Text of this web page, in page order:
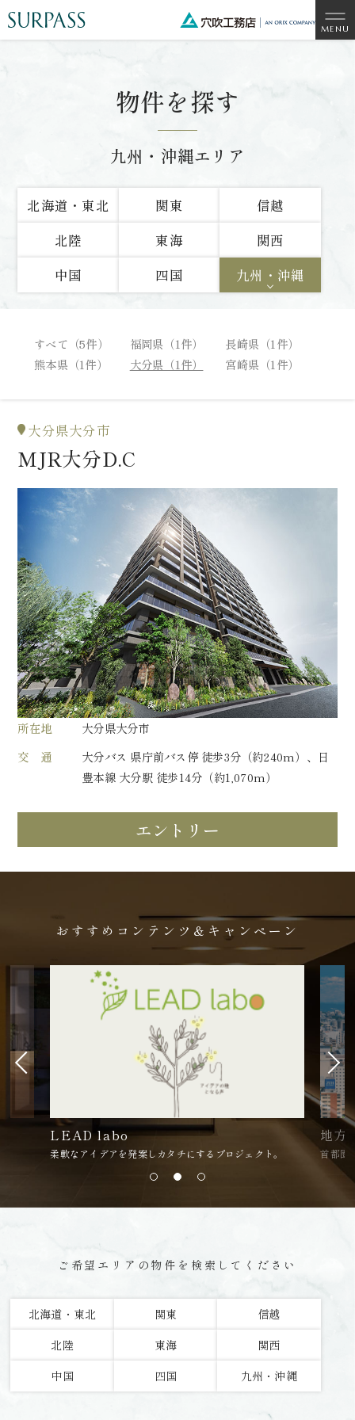
物件を探す
九州・沖縄エリア
北海道・東北 関東
信越
北陸
東海
関西
中国
四国 九州・沖縄
すべて（5件） 福岡県（1件）
長崎県（1件）
熊本県（1件）
大分県（1件） 宮崎県（1件）
大分県大分市
MJR大分D.C
所在地
大分県大分市
交 通
大分バス 県庁前バス停 徒歩3分（約240m）、日
豊本線 大分駅 徒歩14分（約1,070m）
エントリー
おすすめコンテンツ＆キャンペーン
LEAD labo
柔軟なアイデアを発案しカタチにするプロジェクト。
地方
首都圏
ご希望エリアの物件を検索してください
北海道・東北 関東
信越
北陸
東海
関西
中国
四国 九州・沖縄